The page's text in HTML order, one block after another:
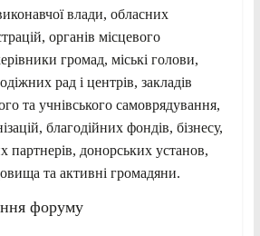
влади, обласних
органів місцевого
громад, міські голови,
рад і центрів, закладів
та учнівського самоврядування,
благодійних фондів, бізнесу,
партнерів, донорських установ,
та активні громадяни.
форуму